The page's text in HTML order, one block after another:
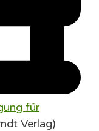
für
Verlag)